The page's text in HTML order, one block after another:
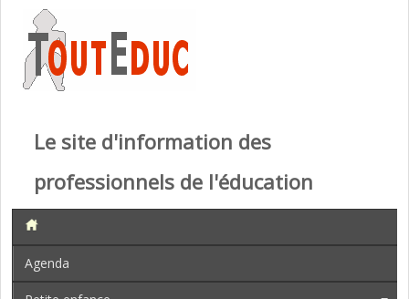
Le site d'information des
professionnels de l'éducation
Agenda